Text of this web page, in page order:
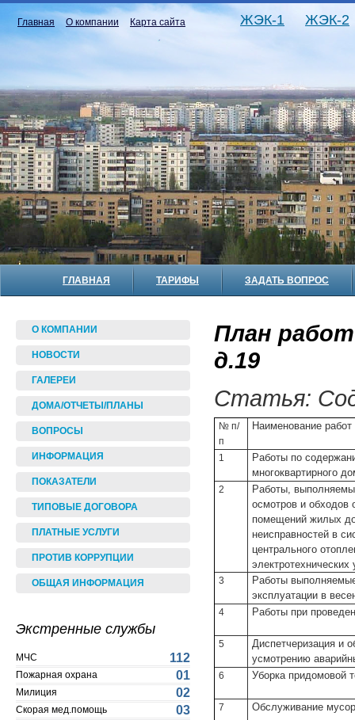
Главная О компании Карта сайта ЖЭК-1 ЖЭК-2
ГЛАВНАЯ ТАРИФЫ ЗАДАТЬ ВОПРОС
О КОМПАНИИ
НОВОСТИ
ГАЛЕРЕИ
ДОМА/ОТЧЕТЫ/ПЛАНЫ
ВОПРОСЫ
ИНФОРМАЦИЯ
ПОКАЗАТЕЛИ
ТИПОВЫЕ ДОГОВОРА
ПЛАТНЫЕ УСЛУГИ
ПРОТИВ КОРРУПЦИИ
ОБЩАЯ ИНФОРМАЦИЯ
Экстренные службы
МЧС 112
Пожарная охрана 01
Милиция 02
Скорая мед.помощь 03
План
д.19
Статья:
№ п/
п
Наименование работ
1
Работы по
многоквартирного
2
Работы,
осмотров и обходов
помещений жилых
неисправностей в
центрального
электротехнических
3
Работы
эксплуатации в
4 Работы при
5
Диспетчеризация и
усмотрению
6 Уборка придомовой
7 Обслуживание